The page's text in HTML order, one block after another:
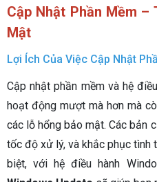
Cập Nhật Phần Mềm –
Mật
Lợi Ích Của Việc Cập Nhật
Cập nhật phần mềm và hệ
hoạt động mượt mà hơn mà
các lỗ hổng bảo mật. Các bản
tốc độ xử lý, và khắc phục tình
biệt, với hệ điều hành